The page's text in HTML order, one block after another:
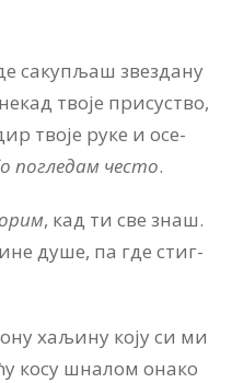
са­ку­пљаш зве­зда­ну
тво­је при­су­ство,
тво­је ру­ке и осе­
по­гле­дам че­сто.
, кад ти све знаш.
ду­ше, па где стиг­
ха­љи­ну ко­ју си ми
ко­су шна­лом она­ко